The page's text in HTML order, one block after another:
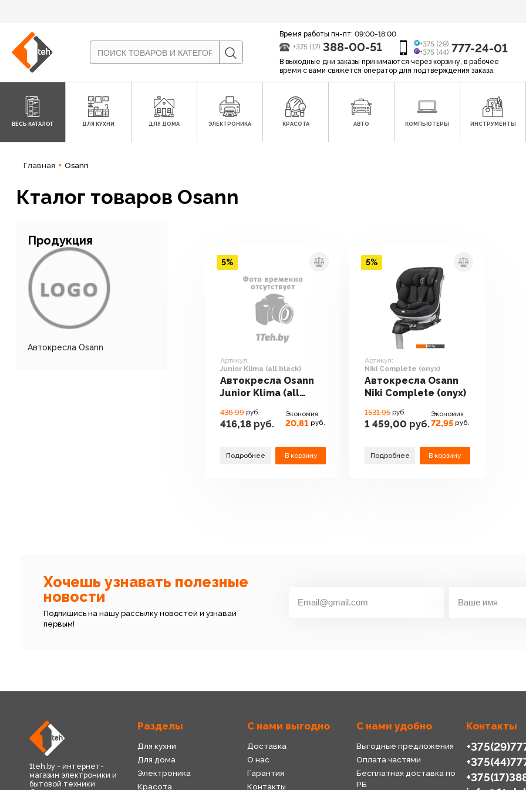
Время работы пн-пт: 09:00-18:00
+375 (17) 388-00-51
+375 (29)
+375 (44) 777-24-01
В выходные дни заказы принимаются через корзину, в рабочее
время с вами свяжется оператор для подтверждения заказа.
ВЕСЬ КАТАЛОГ ДЛЯ КУХНИ ДЛЯ ДОМА ЭЛЕКТРОНИКА КРАСОТА АВТО КОМПЬЮТЕРЫ ИНСТРУМЕНТЫ
Главная Osann
Кталог товаров Osann
Продукция
Автокресла Osann
Артикул:
Junior Klima (all black)
Автокресла Osann
Junior Klima (all
436.99 руб.
416,18 руб.
Экономия
20,81 руб.
Подробнее В корзину
5%
Артикул:
Niki Complete (onyx)
Автокресла Osann
Niki Complete (onyx)
1531.95 руб.
1 459,00 руб.
Экономия
72,95 руб.
Подробнее В корзину
5%
Хочешь узнавать полезные
новости
Подпишись на нашу рассылку новостей и узнавай
первым!
1teh.by - интернет-
магазин электроники и
бытовой техники
Разделы
Для кухни
Для дома
Электроника
Красота
С нами выгодно
Доставка
О нас
Гарантия
Контакты
С нами удобно
Выгодные предложения
Оплата частями
Бесплатная доставка по
РБ
Контакты